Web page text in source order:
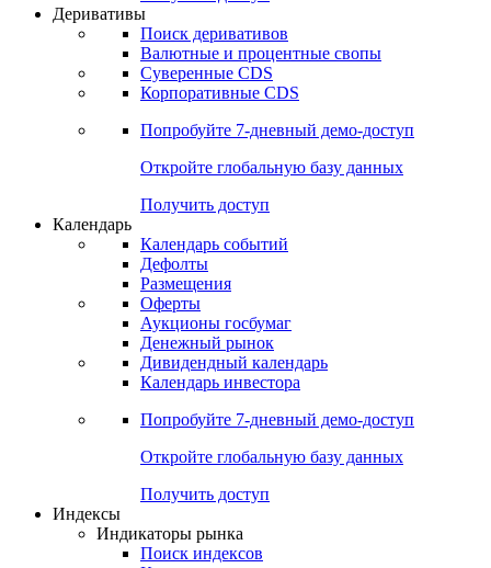
Откройте глобальную базу данных
Получить доступ
Деривативы
Валютные и процентные свопы
Корпоративные CDS
Попробуйте7-дневный
Откройте глобальную базу данных
Получить доступ
Календарь
Календарь событий
Дефолты
Размещения
Оферты
Денежный рынок
Календарь инвестора
Попробуйте7-дневный
Откройте глобальную базу данных